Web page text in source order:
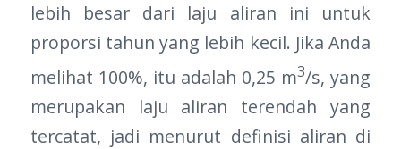
lebih besar dari laju aliran ini untuk
proporsi tahun yang lebih kecil. Jika Anda
melihat 100%, itu adalah 0,25 m3/s, yang
merupakan laju aliran terendah yang
tercatat, jadi menurut definisi aliran di